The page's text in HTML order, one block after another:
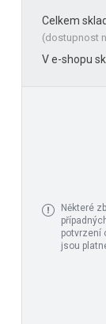
Celkem
(dostupnost
V e-shopu
Některé
potvrzení
jsou